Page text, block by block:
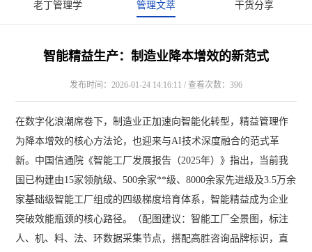
老丁管理学 管理文萃 干货分享
智能精益生产：制造业降本增效的新范式
发布时间：2026-01-24 14:16:11 / 查看次数：396
在数字化浪潮席卷下，制造业正加速向智能化转型，精益管理作
为降本增效的核心方法论，也迎来与AI技术深度融合的范式革
新。中国信通院《智能工厂发展报告（2025年）》指出，当前我
国已构建由15家领航级、500余家**级、8000余家先进级及3.5万余
家基础级智能工厂组成的四级梯度培育体系，智能精益成为企业
突破效能瓶颈的核心路径。（配图建议：智能工厂全景图，标注
人、机、料、法、环数据采集节点，搭配高胜咨询品牌标识，直